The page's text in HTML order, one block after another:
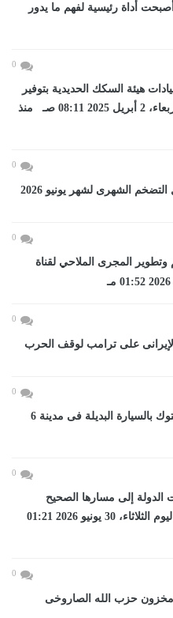
أصبحت أداة رئيسية لفهم ما يدور
0
هيئة السكك الحديدية بتوفير
أماكن في رحلات...اليوم الأربعاء، 2 أبريل 2025 08:11 صـ منذ
0
0
المجرى الملاحي لقناة
0
على ترامب لوقف الحرب
0
بدء تلقى طلبات إحلال التوكتوك بالسيارة البديلة فى مدينة 6
0
يونيو أعادت الدولة إلى مسارها الصحيح
ورسخت دعائم الاستقرار...اليوم الثلاثاء، 30 يونيو 2026 01:21
0